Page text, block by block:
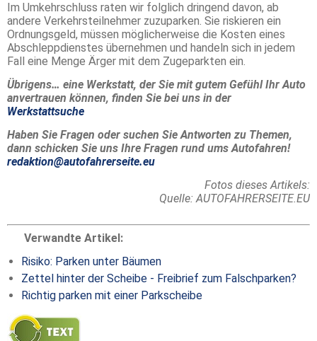
Im Umkehrschluss raten wir folglich dringend davon, ab
andere Verkehrsteilnehmer zuzuparken. Sie riskieren ein
Ordnungsgeld, müssen möglicherweise die Kosten eines
Abschleppdienstes übernehmen und handeln sich in jedem
Fall eine Menge Ärger mit dem Zugeparkten ein.
Übrigens… eine Werkstatt, der Sie mit gutem Gefühl Ihr Auto
anvertrauen können, finden Sie bei uns in der
Werkstattsuche
Haben Sie Fragen oder suchen Sie Antworten zu Themen,
dann schicken Sie uns Ihre Fragen rund ums Autofahren!
redaktion@autofahrerseite.eu
Fotos dieses Artikels:
Quelle: AUTOFAHRERSEITE.EU
Verwandte Artikel:
Risiko: Parken unter Bäumen
Zettel hinter der Scheibe - Freibrief zum Falschparken?
Richtig parken mit einer Parkscheibe